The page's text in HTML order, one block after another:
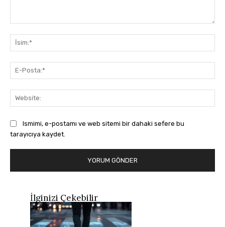
Ismimi, e-postamı ve web sitemi bir dahaki sefere bu
tarayıcıya kaydet.
İlginizi Çekebilir